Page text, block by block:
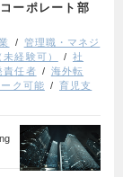
ーポレート部
管理職・マネジ
経験可）
社
責任者
海外転
ク可能
育児支